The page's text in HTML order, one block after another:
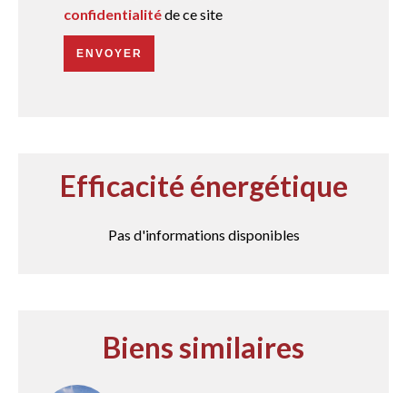
confidentialitéde ce site
ENVOYER
Efficacité énergétique
Pas d'informations disponibles
Biens similaires